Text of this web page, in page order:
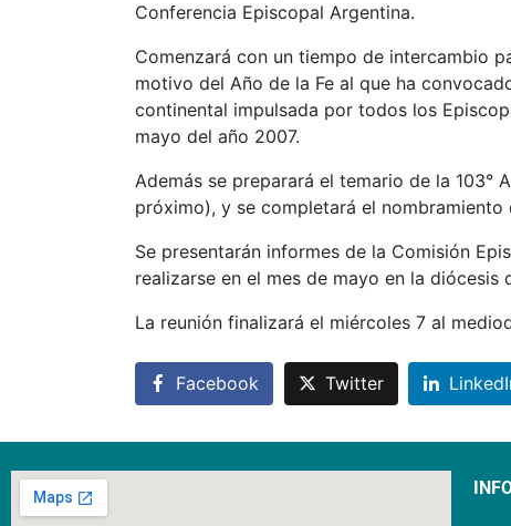
Conferencia Episcopal Argentina.
Comenzará con un tiempo de intercambio
motivo del Año de la Fe al que ha
continental impulsada por todos los
mayo del año 2007.
Además se preparará el temario de la 103°
próximo), y se completará el
Se presentarán informes de la Comisión
realizarse en el mes de mayo en la diócesis
La reunión finalizará el miércoles 7 al
Facebook Twitter